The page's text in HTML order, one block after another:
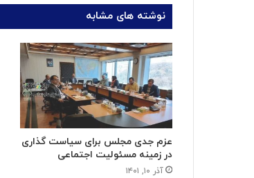
نوشته های مشابه
عزم جدی مجلس برای سیاست گذاری
در زمینه مسئولیت اجتماعی
آذر ۱۰, ۱۴۰۱